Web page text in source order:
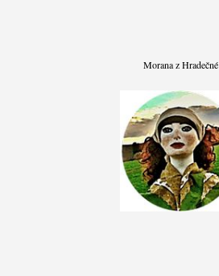
Morana z Hradečné